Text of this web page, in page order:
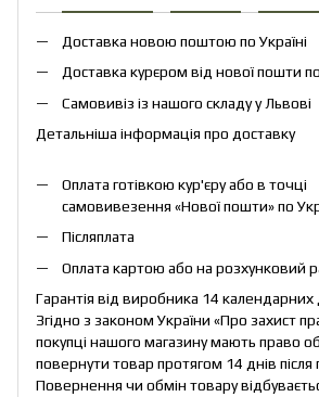
Доставка новою поштою по Україні
Доставка курєром від нової пошти по
Самовивіз із нашого складу у Львові
Детальніша інформація про доставку
Оплата готівкою кур'єру або в точці
самовивезення «Нової пошти» по
Післяплата
Оплата картою або на розхунковий
Гарантія від виробника 14 календарних
Згідно з законом України «Про захист
покупці нашого магазину мають право
повернути товар протягом 14 днів після
Повернення чи обмін товару